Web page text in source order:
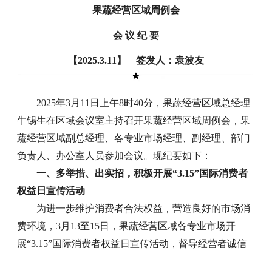
果蔬经营区域周例会
会 议 纪 要
【2025.3.11】 签发人：袁波友
2025年3月11日上午8时40分，果蔬经营区域总经理
牛锡生在区域会议室主持召开果蔬经营区域周例会，果
蔬经营区域副总经理、各专业市场经理、副经理、部门
负责人、办公室人员参加会议。现纪要如下：
一、多举措、出实招，积极开展“3.15”国际消费者
权益日宣传活动
为进一步维护消费者合法权益，营造良好的市场消
费环境，3月13至15日，果蔬经营区域各专业市场开
展“3.15”国际消费者权益日宣传活动，督导经营者诚信